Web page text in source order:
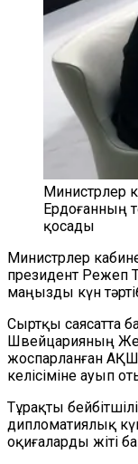
Министрлер
Ердоғанның
қосады
Министрлер
президент Режеп
маңызды күн
Сыртқы саясатта
Швейцарияның
жоспарланған АҚШ
келісіміне ауып
Тұрақты
дипломатиялық
оқиғаларды жіті